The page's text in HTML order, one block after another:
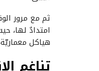
ثم مع مرور
امتدادٌ لها،
هياكل
تناغم